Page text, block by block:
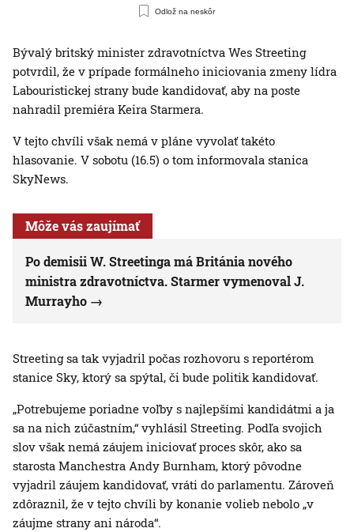
Odlož na neskôr
Bývalý britský minister zdravotníctva Wes Streeting
potvrdil, že v prípade formálneho iniciovania zmeny lídra
Labouristickej strany bude kandidovať, aby na poste
nahradil premiéra Keira Starmera.
V tejto chvíli však nemá v pláne vyvolať takéto
hlasovanie. V sobotu (16.5) o tom informovala stanica
SkyNews.
Môže vás zaujímať
Po demisii W. Streetinga má Británia nového
ministra zdravotníctva. Starmer vymenoval J.
Murrayho
Streeting sa tak vyjadril počas rozhovoru s reportérom
stanice Sky, ktorý sa spýtal, či bude politik kandidovať.
„Potrebujeme poriadne voľby s najlepšími kandidátmi a ja
sa na nich zúčastním,“ vyhlásil Streeting. Podľa svojich
slov však nemá záujem iniciovať proces skôr, ako sa
starosta Manchestra Andy Burnham, ktorý pôvodne
vyjadril záujem kandidovať, vráti do parlamentu. Zároveň
zdôraznil, že v tejto chvíli by konanie volieb nebolo „v
záujme strany ani národa“.